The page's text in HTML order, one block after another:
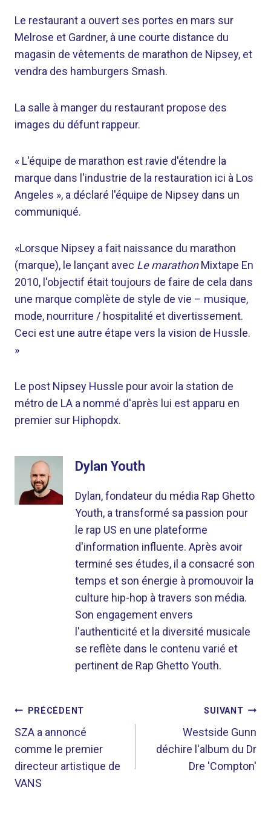
Le restaurant a ouvert ses portes en mars sur
Melrose et Gardner, à une courte distance du
magasin de vêtements de marathon de Nipsey, et
vendra des hamburgers Smash.
La salle à manger du restaurant propose des
images du défunt rappeur.
« L'équipe de marathon est ravie d'étendre la
marque dans l'industrie de la restauration ici à Los
Angeles », a déclaré l'équipe de Nipsey dans un
communiqué.
«Lorsque Nipsey a fait naissance du marathon
(marque), le lançant avec Le marathonMixtape En
2010, l'objectif était toujours de faire de cela dans
une marque complète de style de vie – musique,
mode, nourriture / hospitalité et divertissement.
Ceci est une autre étape vers la vision de Hussle.
»
Le post Nipsey Hussle pour avoir la station de
métro de LA a nommé d'après lui est apparu en
premier sur Hiphopdx.
Dylan Youth
Dylan, fondateur du média Rap Ghetto
Youth, a transformé sa passion pour
le rap US en une plateforme
d'information influente. Après avoir
terminé ses études, il a consacré son
temps et son énergie à promouvoir la
culture hip-hop à travers son média.
Son engagement envers
l'authenticité et la diversité musicale
se reflète dans le contenu varié et
pertinent de Rap Ghetto Youth.
NAVIGATION
DE
L’ARTICLE
PRÉCÉDENT
SZA a annoncé
comme le premier
directeur artistique de
VANS
SUIVANT
Westside Gunn
déchire l'album du Dr
Dre 'Compton'